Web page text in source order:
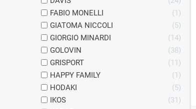
FABIO MONELLI
1
GIATOMA NICCOLI
5
GIORGIO MINARDI
14
GOLOVIN
38
GRISPORT
11
HAPPY FAMILY
1
HODAKI
5
IKOS
31